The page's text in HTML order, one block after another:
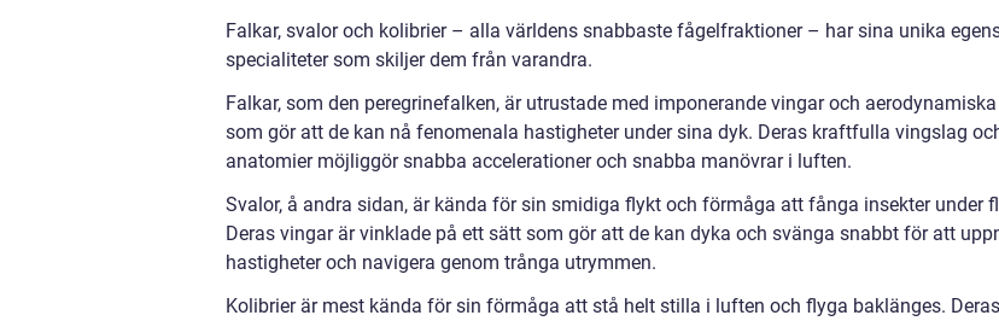
Falkar, svalor och kolibrier – alla världens snabbaste fågelfraktioner – har sina unika
specialiteter som skiljer dem från varandra.
Falkar, som den peregrinefalken, är utrustade med imponerande vingar och
som gör att de kan nå fenomenala hastigheter under sina dyk. Deras kraftfulla vingslag
anatomier möjliggör snabba accelerationer och snabba manövrar i luften.
Svalor, å andra sidan, är kända för sin smidiga flykt och förmåga att fånga insekter under
Deras vingar är vinklade på ett sätt som gör att de kan dyka och svänga snabbt för att
hastigheter och navigera genom trånga utrymmen.
Kolibrier är mest kända för sin förmåga att stå helt stilla i luften och flyga baklänges.